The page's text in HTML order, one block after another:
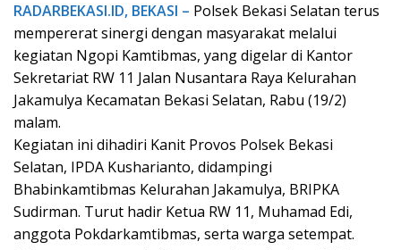
RADARBEKASI.ID, BEKASI – Polsek Bekasi Selatan terus
mempererat sinergi dengan masyarakat melalui
kegiatan Ngopi Kamtibmas, yang digelar di Kantor
Sekretariat RW 11 Jalan Nusantara Raya Kelurahan
Jakamulya Kecamatan Bekasi Selatan, Rabu (19/2)
malam.
Kegiatan ini dihadiri Kanit Provos Polsek Bekasi
Selatan, IPDA Kusharianto, didampingi
Bhabinkamtibmas Kelurahan Jakamulya, BRIPKA
Sudirman. Turut hadir Ketua RW 11, Muhamad Edi,
anggota Pokdarkamtibmas, serta warga setempat.